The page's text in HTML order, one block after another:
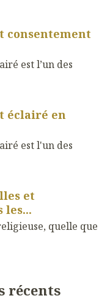
consentement
est l’un des
éclairé en
est l'un des
et
les...
quelle que
récents